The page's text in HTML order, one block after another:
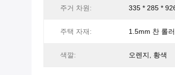
주거 차원: 335 * 285 *
주택 자재: 1.5mm 찬 롤
색깔: 오렌지, 황색